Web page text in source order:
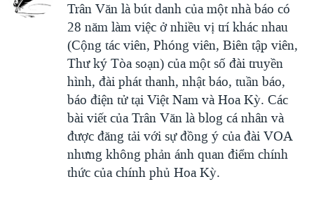
Trân Văn là bút danh của một nhà báo có
28 năm làm việc ở nhiều vị trí khác nhau
(Cộng tác viên, Phóng viên, Biên tập viên,
Thư ký Tòa soạn) của một số đài truyền
hình, đài phát thanh, nhật báo, tuần báo,
báo điện tử tại Việt Nam và Hoa Kỳ. Các
bài viết của Trân Văn là blog cá nhân và
được đăng tải với sự đồng ý của đài VOA
nhưng không phản ánh quan điểm chính
thức của chính phủ Hoa Kỳ.